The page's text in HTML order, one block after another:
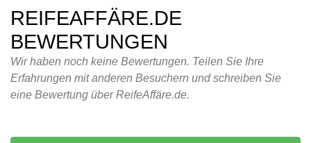
REIFEAFFÄRE.DE
BEWERTUNGEN
Wir haben noch keine Bewertungen. Teilen Sie Ihre
Erfahrungen mit anderen Besuchern und schreiben Sie
eine Bewertung über ReifeAffäre.de.